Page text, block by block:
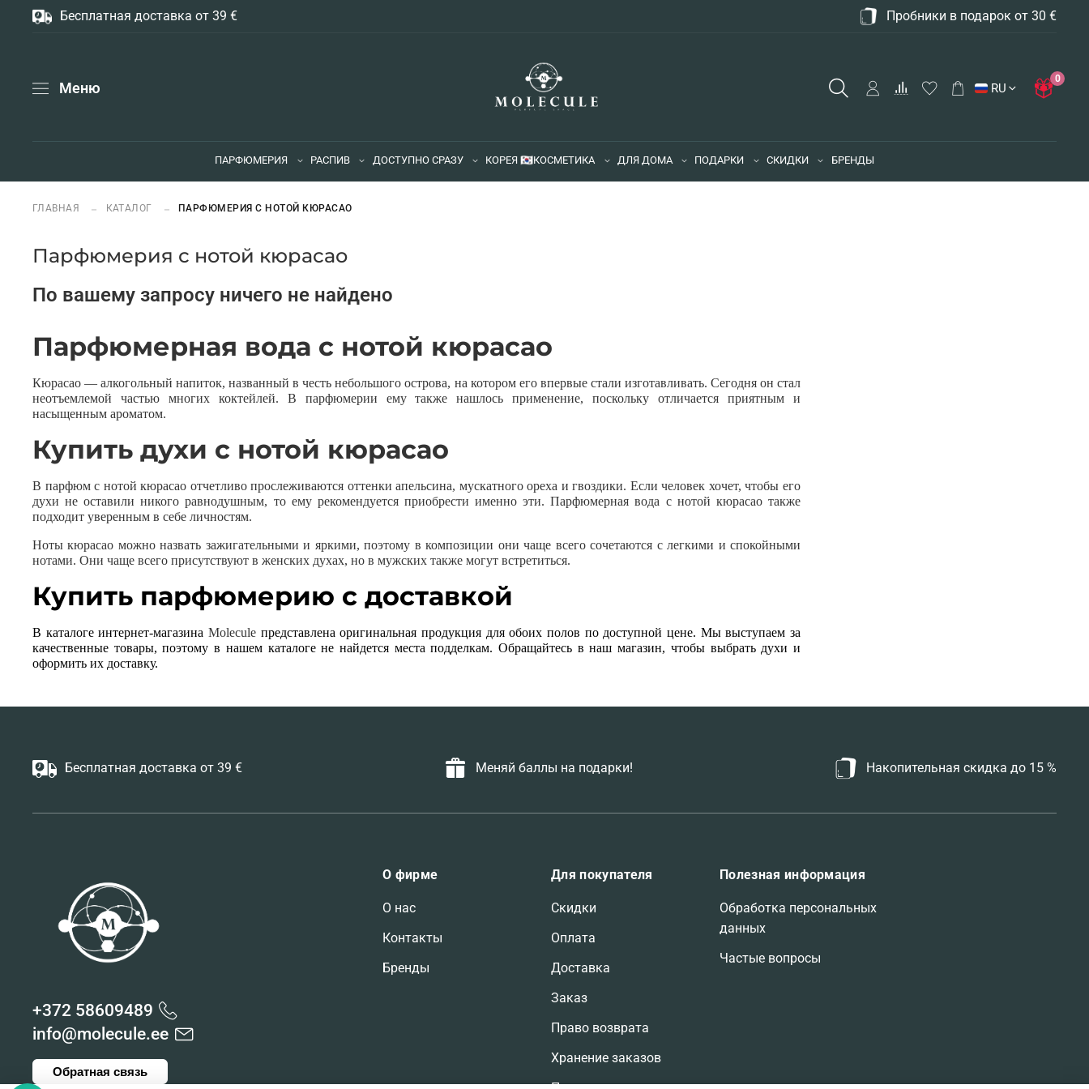
Бесплатная доставка от 39 € Пробники в подарок от 30 €
Меню RU
0
ПАРФЮМЕРИЯ РАСПИВ ДОСТУПНО СРАЗУ КОРЕЯ 🇰🇷КОСМЕТИКА ДЛЯ ДОМА ПОДАРКИ СКИДКИ БРЕНДЫ
ГЛАВНАЯ КАТАЛОГ ПАРФЮМЕРИЯ С НОТОЙ КЮРАСАО
Парфюмерия с нотой кюрасао
По вашему запросу ничего не найдено
Парфюмерная вода с нотой кюрасао
Кюрасао — алкогольный напиток, названный в честь небольшого острова, на котором его впервые стали изготавливать. Сегодня он стал
неотъемлемой частью многих коктейлей. В парфюмерии ему также нашлось применение, поскольку отличается приятным и
насыщенным ароматом.
Купить духи с нотой кюрасао
В парфюм с нотой кюрасао отчетливо прослеживаются оттенки апельсина, мускатного ореха и гвоздики. Если человек хочет, чтобы его
духи не оставили никого равнодушным, то ему рекомендуется приобрести именно эти. Парфюмерная вода с нотой кюрасао также
подходит уверенным в себе личностям.
Ноты кюрасао можно назвать зажигательными и яркими, поэтому в композиции они чаще всего сочетаются с легкими и спокойными
нотами. Они чаще всего присутствуют в женских духах, но в мужских также могут встретиться.
Купить парфюмерию с доставкой
В каталоге интернет-магазина Molecule представлена оригинальная продукция для обоих полов по доступной цене. Мы выступаем за
качественные товары, поэтому в нашем каталоге не найдется места подделкам. Обращайтесь в наш магазин, чтобы выбрать духи и
оформить их доставку.
Бесплатная доставка от 39 € Меняй баллы на подарки! Накопительная скидка до 15 %
О фирме
О нас
Контакты
Бренды
Для покупателя
Скидки
Оплата
Доставка
Заказ
Право возврата
Хранение заказов
Полезная информация
Обработка персональных
данных
Частые вопросы
+372 58609489
info@molecule.ee
Обратная связь